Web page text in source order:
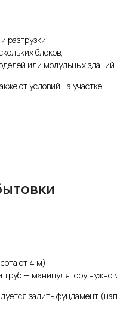
разгрузки;
блоков;
или модульных зданий.
от условий на участке.
от 4 м);
— манипулятору нужно
залить фундамент